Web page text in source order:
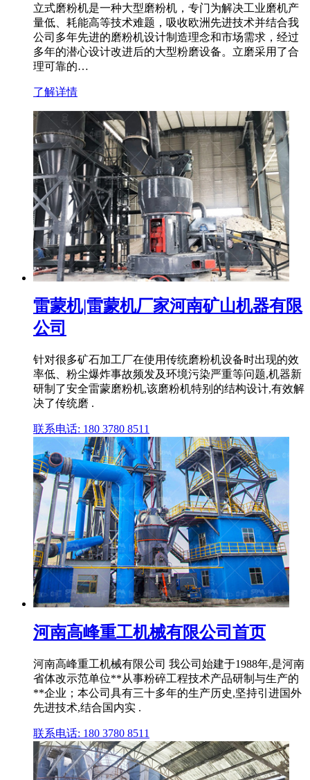
立式磨粉机是一种大型磨粉机，专门为解决工业磨机产
量低、耗能高等技术难题，吸收欧洲先进技术并结合我
公司多年先进的磨粉机设计制造理念和市场需求，经过
多年的潜心设计改进后的大型粉磨设备。立磨采用了合
理可靠的…
了解详情
雷蒙机|雷蒙机厂家河南矿山机器有限
公司
针对很多矿石加工厂在使用传统磨粉机设备时出现的效
率低、粉尘爆炸事故频发及环境污染严重等问题,机器新
研制了安全雷蒙磨粉机,该磨粉机特别的结构设计,有效解
决了传统磨 .
联系电话: 180 3780 8511
河南高峰重工机械有限公司首页
河南高峰重工机械有限公司 我公司始建于1988年,是河南
省体改示范单位**从事粉碎工程技术产品研制与生产的
**企业；本公司具有三十多年的生产历史,坚持引进国外
先进技术,结合国内实 .
联系电话: 180 3780 8511